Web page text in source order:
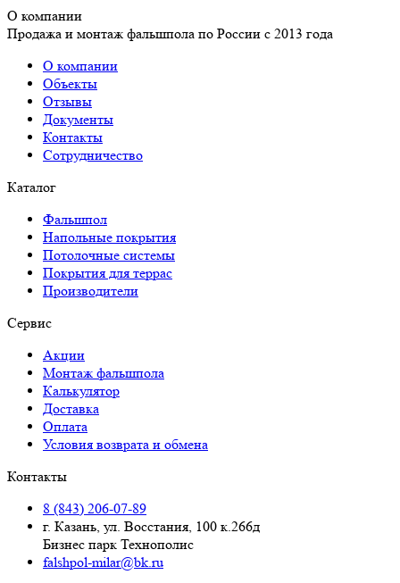
О компании
Продажа и монтаж фальшпола по России с 2013 года
О компании
Объекты
Отзывы
Документы
Контакты
Сотрудничество
Каталог
Фальшпол
Напольные покрытия
Потолочные системы
Покрытия для террас
Производители
Сервис
Акции
Монтаж фальшпола
Калькулятор
Доставка
Оплата
Условия возврата и обмена
Контакты
8 (843) 206-07-89
г. Казань, ул. Восстания, 100 к.266д
Бизнес парк Технополис
falshpol-milar@bk.ru